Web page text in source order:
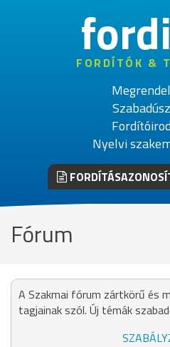
FORDÍTÓK &
Nyelvi
Fórum
A Szakmai fórum zártkörű és
tagjainak szól. Új témák